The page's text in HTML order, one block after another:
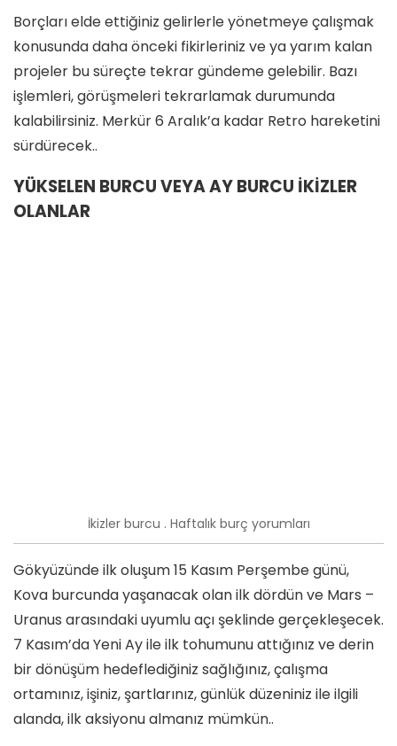
Borçları elde ettiğiniz gelirlerle yönetmeye çalışmak
konusunda daha önceki fikirleriniz ve ya yarım kalan
projeler bu süreçte tekrar gündeme gelebilir. Bazı
işlemleri, görüşmeleri tekrarlamak durumunda
kalabilirsiniz. Merkür 6 Aralık’a kadar Retro hareketini
sürdürecek..
YÜKSELEN BURCU VEYA AY BURCU İKİZLER
OLANLAR
İkizler burcu . Haftalık burç yorumları
Gökyüzünde ilk oluşum 15 Kasım Perşembe günü,
Kova burcunda yaşanacak olan ilk dördün ve Mars –
Uranus arasındaki uyumlu açı şeklinde gerçekleşecek.
7 Kasım’da Yeni Ay ile ilk tohumunu attığınız ve derin
bir dönüşüm hedeflediğiniz sağlığınız, çalışma
ortamınız, işiniz, şartlarınız, günlük düzeniniz ile ilgili
alanda, ilk aksiyonu almanız mümkün..